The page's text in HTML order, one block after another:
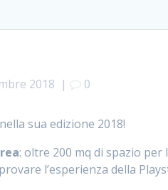
2018 | 0
sua edizione 2018!
: oltre 200 mq di spazio
l’esperienza della